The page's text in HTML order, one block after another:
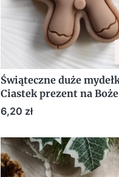
Świąteczne duże
Ciastek prezent na Boże
Narodzenie GWIAZDKA
etykietą
Cena
6,20 zł